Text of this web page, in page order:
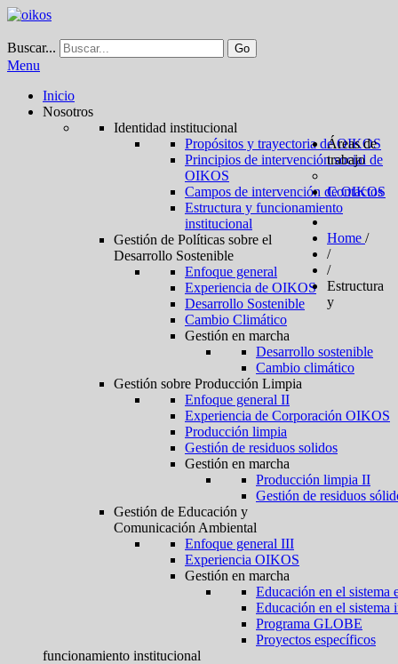
Buscar... Go
Menu
Inicio
Nosotros
Identidad institucional
Propósitos y trayectoria de OIKOS
Principios de intervención social de
OIKOS
Campos de intervención de OIKOS
Estructura y funcionamiento
institucional
Áreas de
trabajo
Gestión de Políticas sobre el
Desarrollo Sostenible
Enfoque general
Experiencia de OIKOS
Desarrollo Sostenible
Cambio Climático
Gestión en marcha
Desarrollo sostenible
Cambio climático
Gestión sobre Producción Limpia
Enfoque general II
Experiencia de Corporación OIKOS
Producción limpia
Gestión de residuos solidos
Gestión en marcha
Producción limpia II
Gestión de residuos
Gestión de Educación y
Comunicación Ambiental
Enfoque general III
Experiencia OIKOS
Gestión en marcha
Educación en el sistema
Educación en el sistema
Programa GLOBE
Proyectos específicos
Contactos
Home /
/
/
Estructura
y
funcionamiento institucional